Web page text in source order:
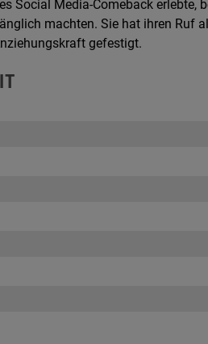
Social Media-Comeback erlebte,
machten. Sie hat ihren Ruf
gefestigt.